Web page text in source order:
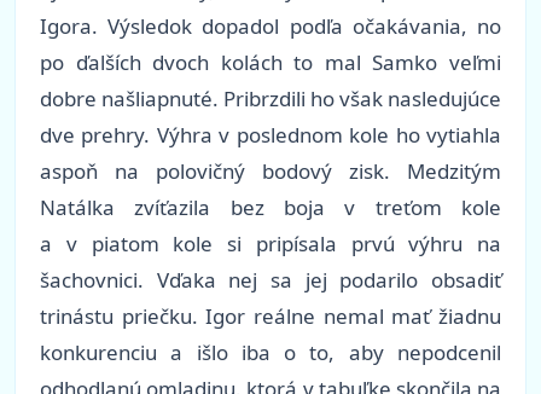
Igora. Výsledok dopadol podľa očakávania, no
po ďalších dvoch kolách to mal Samko veľmi
dobre našliapnuté. Pribrzdili ho však nasledujúce
dve prehry. Výhra v poslednom kole ho vytiahla
aspoň na polovičný bodový zisk. Medzitým
Natálka zvíťazila bez boja v treťom kole
a v piatom kole si pripísala prvú výhru na
šachovnici. Vďaka nej sa jej podarilo obsadiť
trinástu priečku. Igor reálne nemal mať žiadnu
konkurenciu a išlo iba o to, aby nepodcenil